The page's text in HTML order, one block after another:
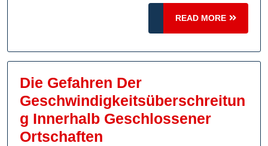
Im
Fokus
READ MORE
READ
MORE
Die Gefahren Der
Geschwindigkeitsüberschreitun
G Innerhalb Geschlossener
Ortschaften